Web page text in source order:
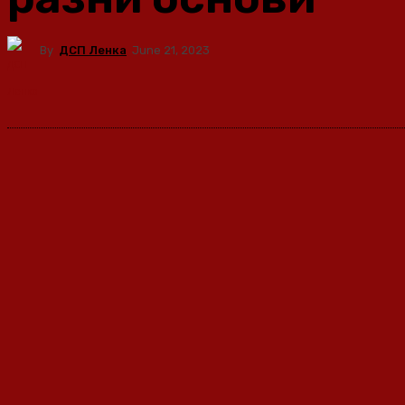
By ДСП Ленка June 21, 2023